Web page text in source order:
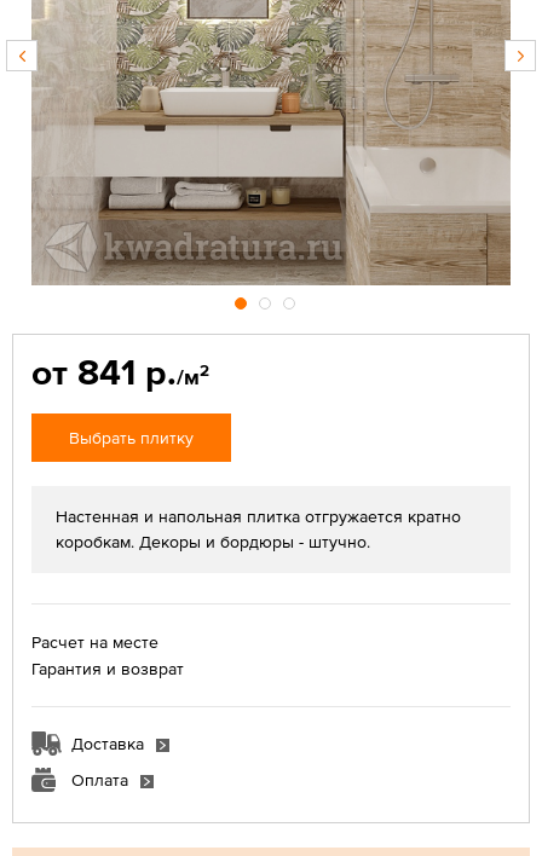
от 841 р./м2
Выбрать плитку
Настенная и напольная плитка отгружается кратно
коробкам. Декоры и бордюры - штучно.
Расчет на месте
Гарантия и возврат
Доставка
Оплата